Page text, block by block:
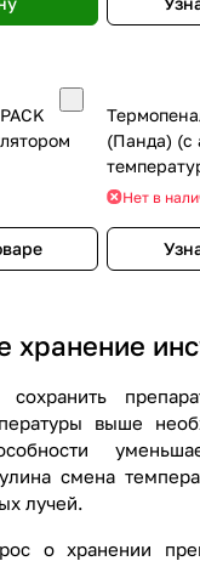
(Панда) (с
Нет в
хранение
сохранить
выше
смена
лучей.
о хранении